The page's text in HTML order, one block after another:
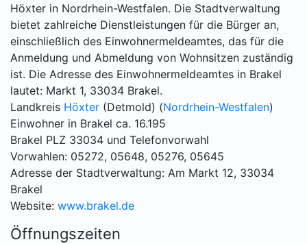
Höxter in Nordrhein-Westfalen. Die Stadtverwaltung
bietet zahlreiche Dienstleistungen für die Bürger an,
einschließlich des Einwohnermeldeamtes, das für die
Anmeldung und Abmeldung von Wohnsitzen zuständig
ist. Die Adresse des Einwohnermeldeamtes in Brakel
lautet: Markt 1, 33034 Brakel.
Landkreis Höxter (Detmold) (Nordrhein-Westfalen)
Einwohner in Brakel ca. 16.195
Brakel PLZ 33034 und Telefonvorwahl
Vorwahlen: 05272, 05648, 05276, 05645
Adresse der Stadtverwaltung: Am Markt 12, 33034
Brakel
Website: www.brakel.de
Öffnungszeiten